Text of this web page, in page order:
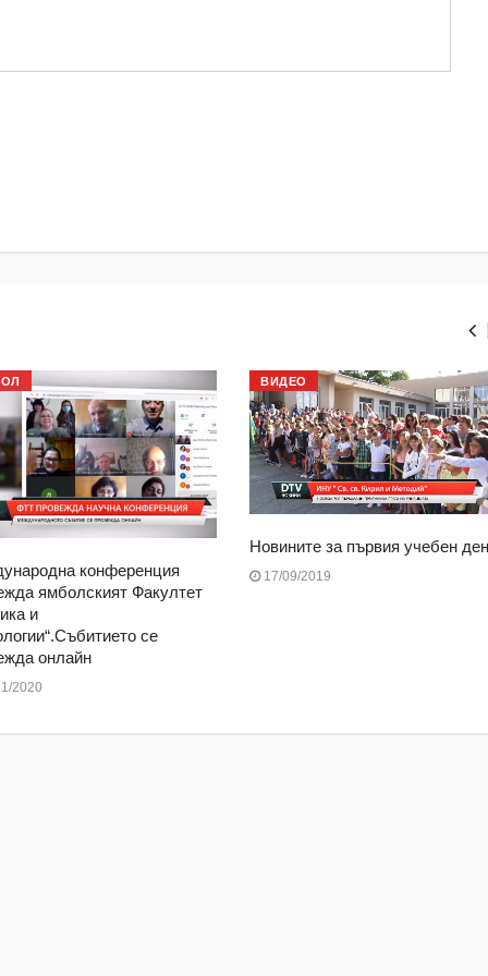
конференция
ямболският Факултет
и
се
онлайн
2020
ВИДЕО
Новините за първия учебен
17/09/2019